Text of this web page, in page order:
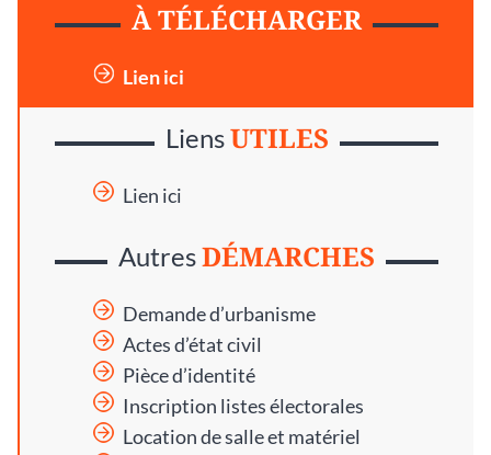
À TÉLÉCHARGER
Lien ici
LiensUTILES
Lien ici
AutresDÉMARCHES
Demande d’urbanisme
Actes d’état civil
Pièce d’identité
Inscription listes électorales
Location de salle et matériel